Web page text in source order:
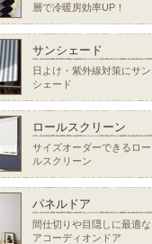
層で冷暖房効率UP！
サンシェード
日よけ・紫外線対策にサン
シェード
ロールスクリーン
サイズオーダーできるロー
ルスクリーン
パネルドア
間仕切りや目隠しに最適な
アコーディオンドア